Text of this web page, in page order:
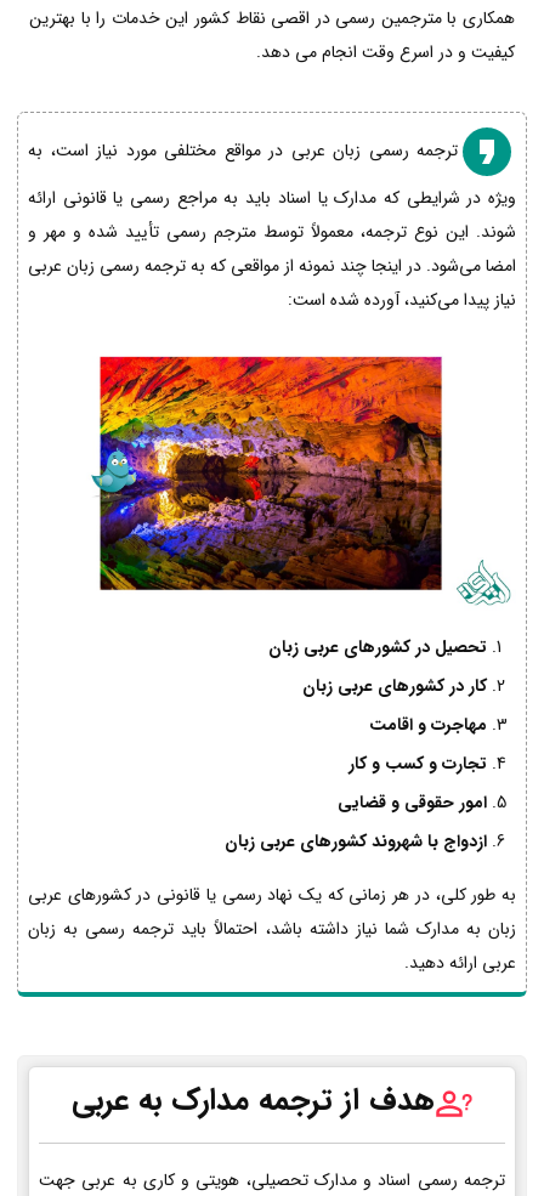
همکاری با مترجمین رسمی در اقصی نقاط کشور این خدمات را با بهترین
کیفیت و در اسرع وقت انجام می دهد.
ترجمه رسمی زبان عربی در مواقع مختلفی مورد نیاز است، به
ویژه در شرایطی که مدارک یا اسناد باید به مراجع رسمی یا قانونی ارائه
شوند. این نوع ترجمه، معمولاً توسط مترجم رسمی تأیید شده و مهر و
امضا می‌شود. در اینجا چند نمونه از مواقعی که به ترجمه رسمی زبان عربی
نیاز پیدا می‌کنید، آورده شده است:
تحصیل در کشورهای عربی زبان
کار در کشورهای عربی زبان
مهاجرت و اقامت
تجارت و کسب و کار
امور حقوقی و قضایی
ازدواج با شهروند کشورهای عربی زبان
به طور کلی، در هر زمانی که یک نهاد رسمی یا قانونی در کشورهای عربی
زبان به مدارک شما نیاز داشته باشد، احتمالاً باید ترجمه رسمی به زبان
عربی ارائه دهید.
هدف از ترجمه مدارک به عربی
ترجمه رسمی اسناد و مدارک تحصیلی، هویتی و کاری به عربی جهت